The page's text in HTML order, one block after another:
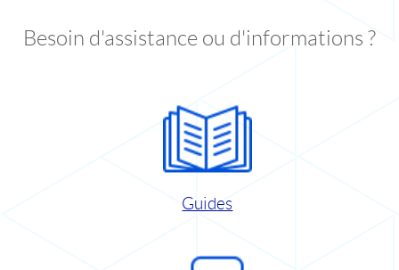
Besoin d'assistance ou d'informations ?
Guides